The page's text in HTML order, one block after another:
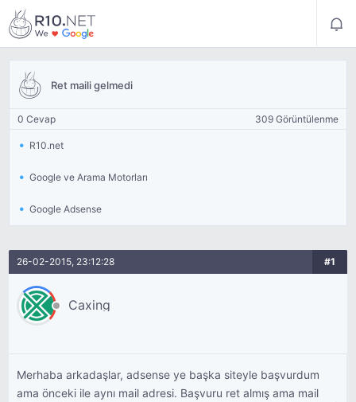
Ret maili gelmedi
0 Cevap 309 Görüntülenme
R10.net
Google ve Arama Motorları
Google Adsense
26-02-2015, 23:12:28 #1
Caxing
Merhaba arkadaşlar, adsense ye başka siteyle başvurdum
ama önceki ile aynı mail adresi. Başvuru ret almış ama mail